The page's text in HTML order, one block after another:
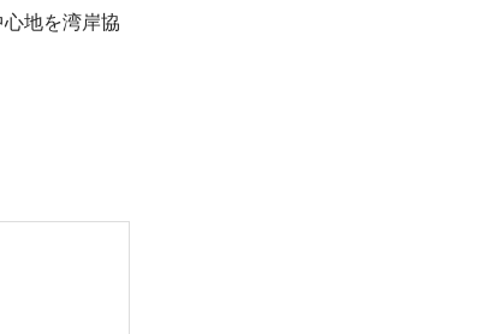
地を湾岸協